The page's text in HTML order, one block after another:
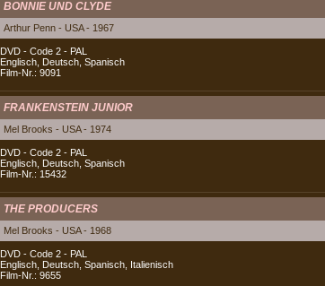
BONNIE UND CLYDE
Arthur Penn - USA - 1967
DVD - Code 2 - PAL
Englisch, Deutsch, Spanisch
Film-Nr.: 9091
FRANKENSTEIN JUNIOR
Mel Brooks - USA - 1974
DVD - Code 2 - PAL
Englisch, Deutsch, Spanisch
Film-Nr.: 15432
THE PRODUCERS
Mel Brooks - USA - 1968
DVD - Code 2 - PAL
Englisch, Deutsch, Spanisch, Italienisch
Film-Nr.: 9655